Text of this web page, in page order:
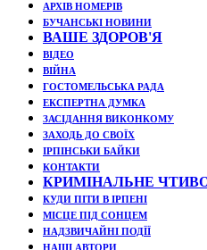
АРХІВ НОМЕРІВ
БУЧАНСЬКІ НОВИНИ
ВАШЕ ЗДОРОВ'Я
ВІДЕО
ВІЙНА
ГОСТОМЕЛЬСЬКА РАДА
ЕКСПЕРТНА ДУМКА
ЗАСІДАННЯ ВИКОНКОМУ
ЗАХОДЬ ДО СВОЇХ
ІРПІНСЬКИ БАЙКИ
КОНТАКТИ
КРИМІНАЛЬНЕ
КУДИ ПІТИ В ІРПЕНІ
МІСЦЕ ПІД СОНЦЕМ
НАДЗВИЧАЙНІ ПОДЇЇ
НАШІ АВТОРИ